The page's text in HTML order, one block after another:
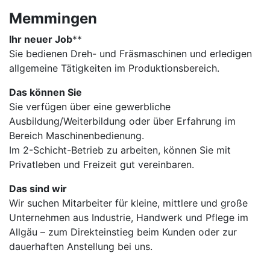
Memmingen
Ihr neuer Job​**
Sie bedienen Dreh- und Fräsmaschinen und erledigen
allgemeine Tätigkeiten im Produktionsbereich.
Das können Sie
Sie verfügen über eine gewerbliche
Ausbildung/Weiterbildung oder über Erfahrung im
Bereich Maschinenbedienung.
Im 2-Schicht-Betrieb zu arbeiten, können Sie mit
Privatleben und Freizeit gut vereinbaren.
Das sind wir
Wir suchen Mitarbeiter für kleine, mittlere und große
Unternehmen aus Industrie, Handwerk und Pflege im
Allgäu – zum Direkteinstieg beim Kunden oder zur
dauerhaften Anstellung bei uns.